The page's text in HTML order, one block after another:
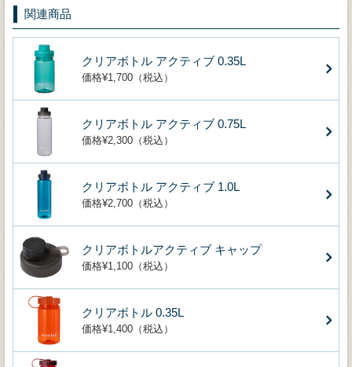
関連商品
クリアボトル アクティブ 0.35L
価格¥1,700（税込）
クリアボトル アクティブ 0.75L
価格¥2,300（税込）
クリアボトル アクティブ 1.0L
価格¥2,700（税込）
クリアボトルアクティブ キャップ
価格¥1,100（税込）
クリアボトル 0.35L
価格¥1,400（税込）